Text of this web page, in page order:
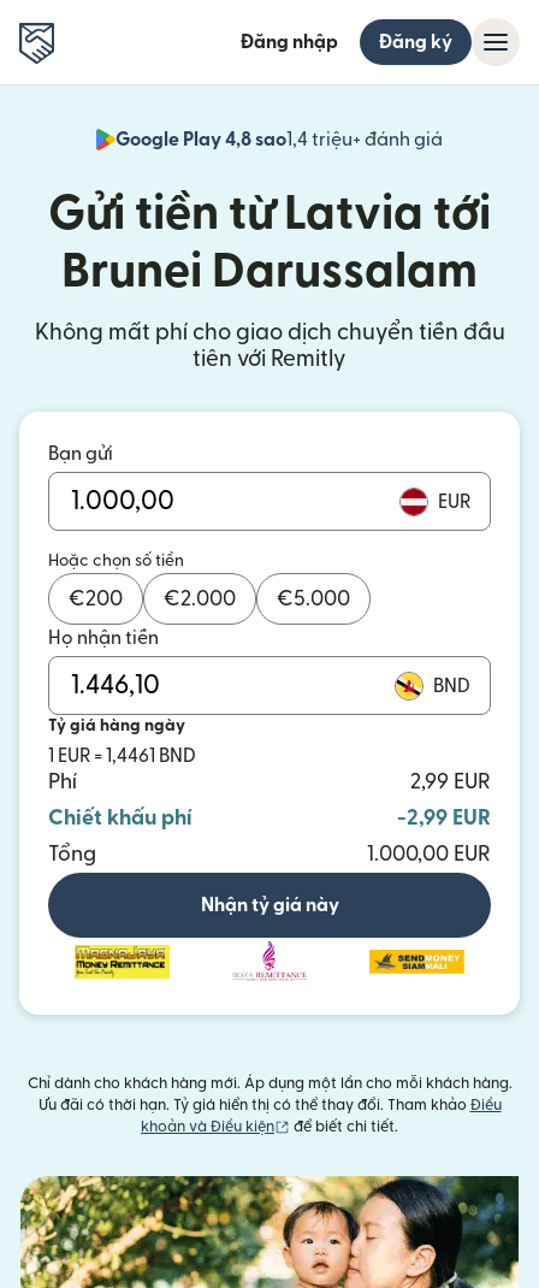
Đăng nhập Đăng ký
Google Play 4,8 sao1,4 triệu+ đánh giá
Gửi tiền từ Latvia tới
Brunei Darussalam
Không mất phí cho giao dịch chuyển tiền đầu
tiên với Remitly
Bạn gửi
EUR
Hoặc chọn số tiền
€200 €2.000 €5.000
Họ nhận tiền
BND
Tỷ giá hàng ngày
1 EUR = 1,4461 BND
Phí
2,99 EUR
Chiết khấu phí
-2,99 EUR
Tổng
1.000,00 EUR
Nhận tỷ giá này
Chỉ dành cho khách hàng mới. Áp dụng một lần cho mỗi khách hàng.
Ưu đãi có thời hạn. Tỷ giá hiển thị có thể thay đổi. Tham khảo Điều
khoản và Điều kiện
(mở trong cửa sổ mới)
để biết chi tiết.